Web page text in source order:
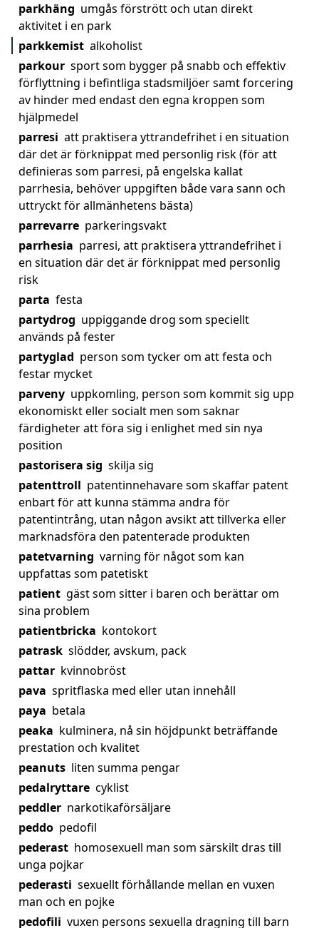
parkhäng umgås förstrött och utan direkt
aktivitet i en park
parkkemist alkoholist
parkour sport som bygger på snabb och effektiv
förflyttning i befintliga stadsmiljöer samt forcering
av hinder med endast den egna kroppen som
hjälpmedel
parresi att praktisera yttrandefrihet i en situation
där det är förknippat med personlig risk (för att
definieras som parresi, på engelska kallat
parrhesia, behöver uppgiften både vara sann och
uttryckt för allmänhetens bästa)
parrevarre parkeringsvakt
parrhesia parresi, att praktisera yttrandefrihet i
en situation där det är förknippat med personlig
risk
parta festa
partydrog uppiggande drog som speciellt
används på fester
partyglad person som tycker om att festa och
festar mycket
parveny uppkomling, person som kommit sig upp
ekonomiskt eller socialt men som saknar
färdigheter att föra sig i enlighet med sin nya
position
pastorisera sig skilja sig
patenttroll patentinnehavare som skaffar patent
enbart för att kunna stämma andra för
patentintrång, utan någon avsikt att tillverka eller
marknadsföra den patenterade produkten
patetvarning varning för något som kan
uppfattas som patetiskt
patient gäst som sitter i baren och berättar om
sina problem
patientbricka kontokort
patrask slödder, avskum, pack
pattar kvinnobröst
pava spritflaska med eller utan innehåll
paya betala
peaka kulminera, nå sin höjdpunkt beträffande
prestation och kvalitet
peanuts liten summa pengar
pedalryttare cyklist
peddler narkotikaförsäljare
peddo pedofil
pederast homosexuell man som särskilt dras till
unga pojkar
pederasti sexuellt förhållande mellan en vuxen
man och en pojke
pedofili vuxen persons sexuella dragning till barn